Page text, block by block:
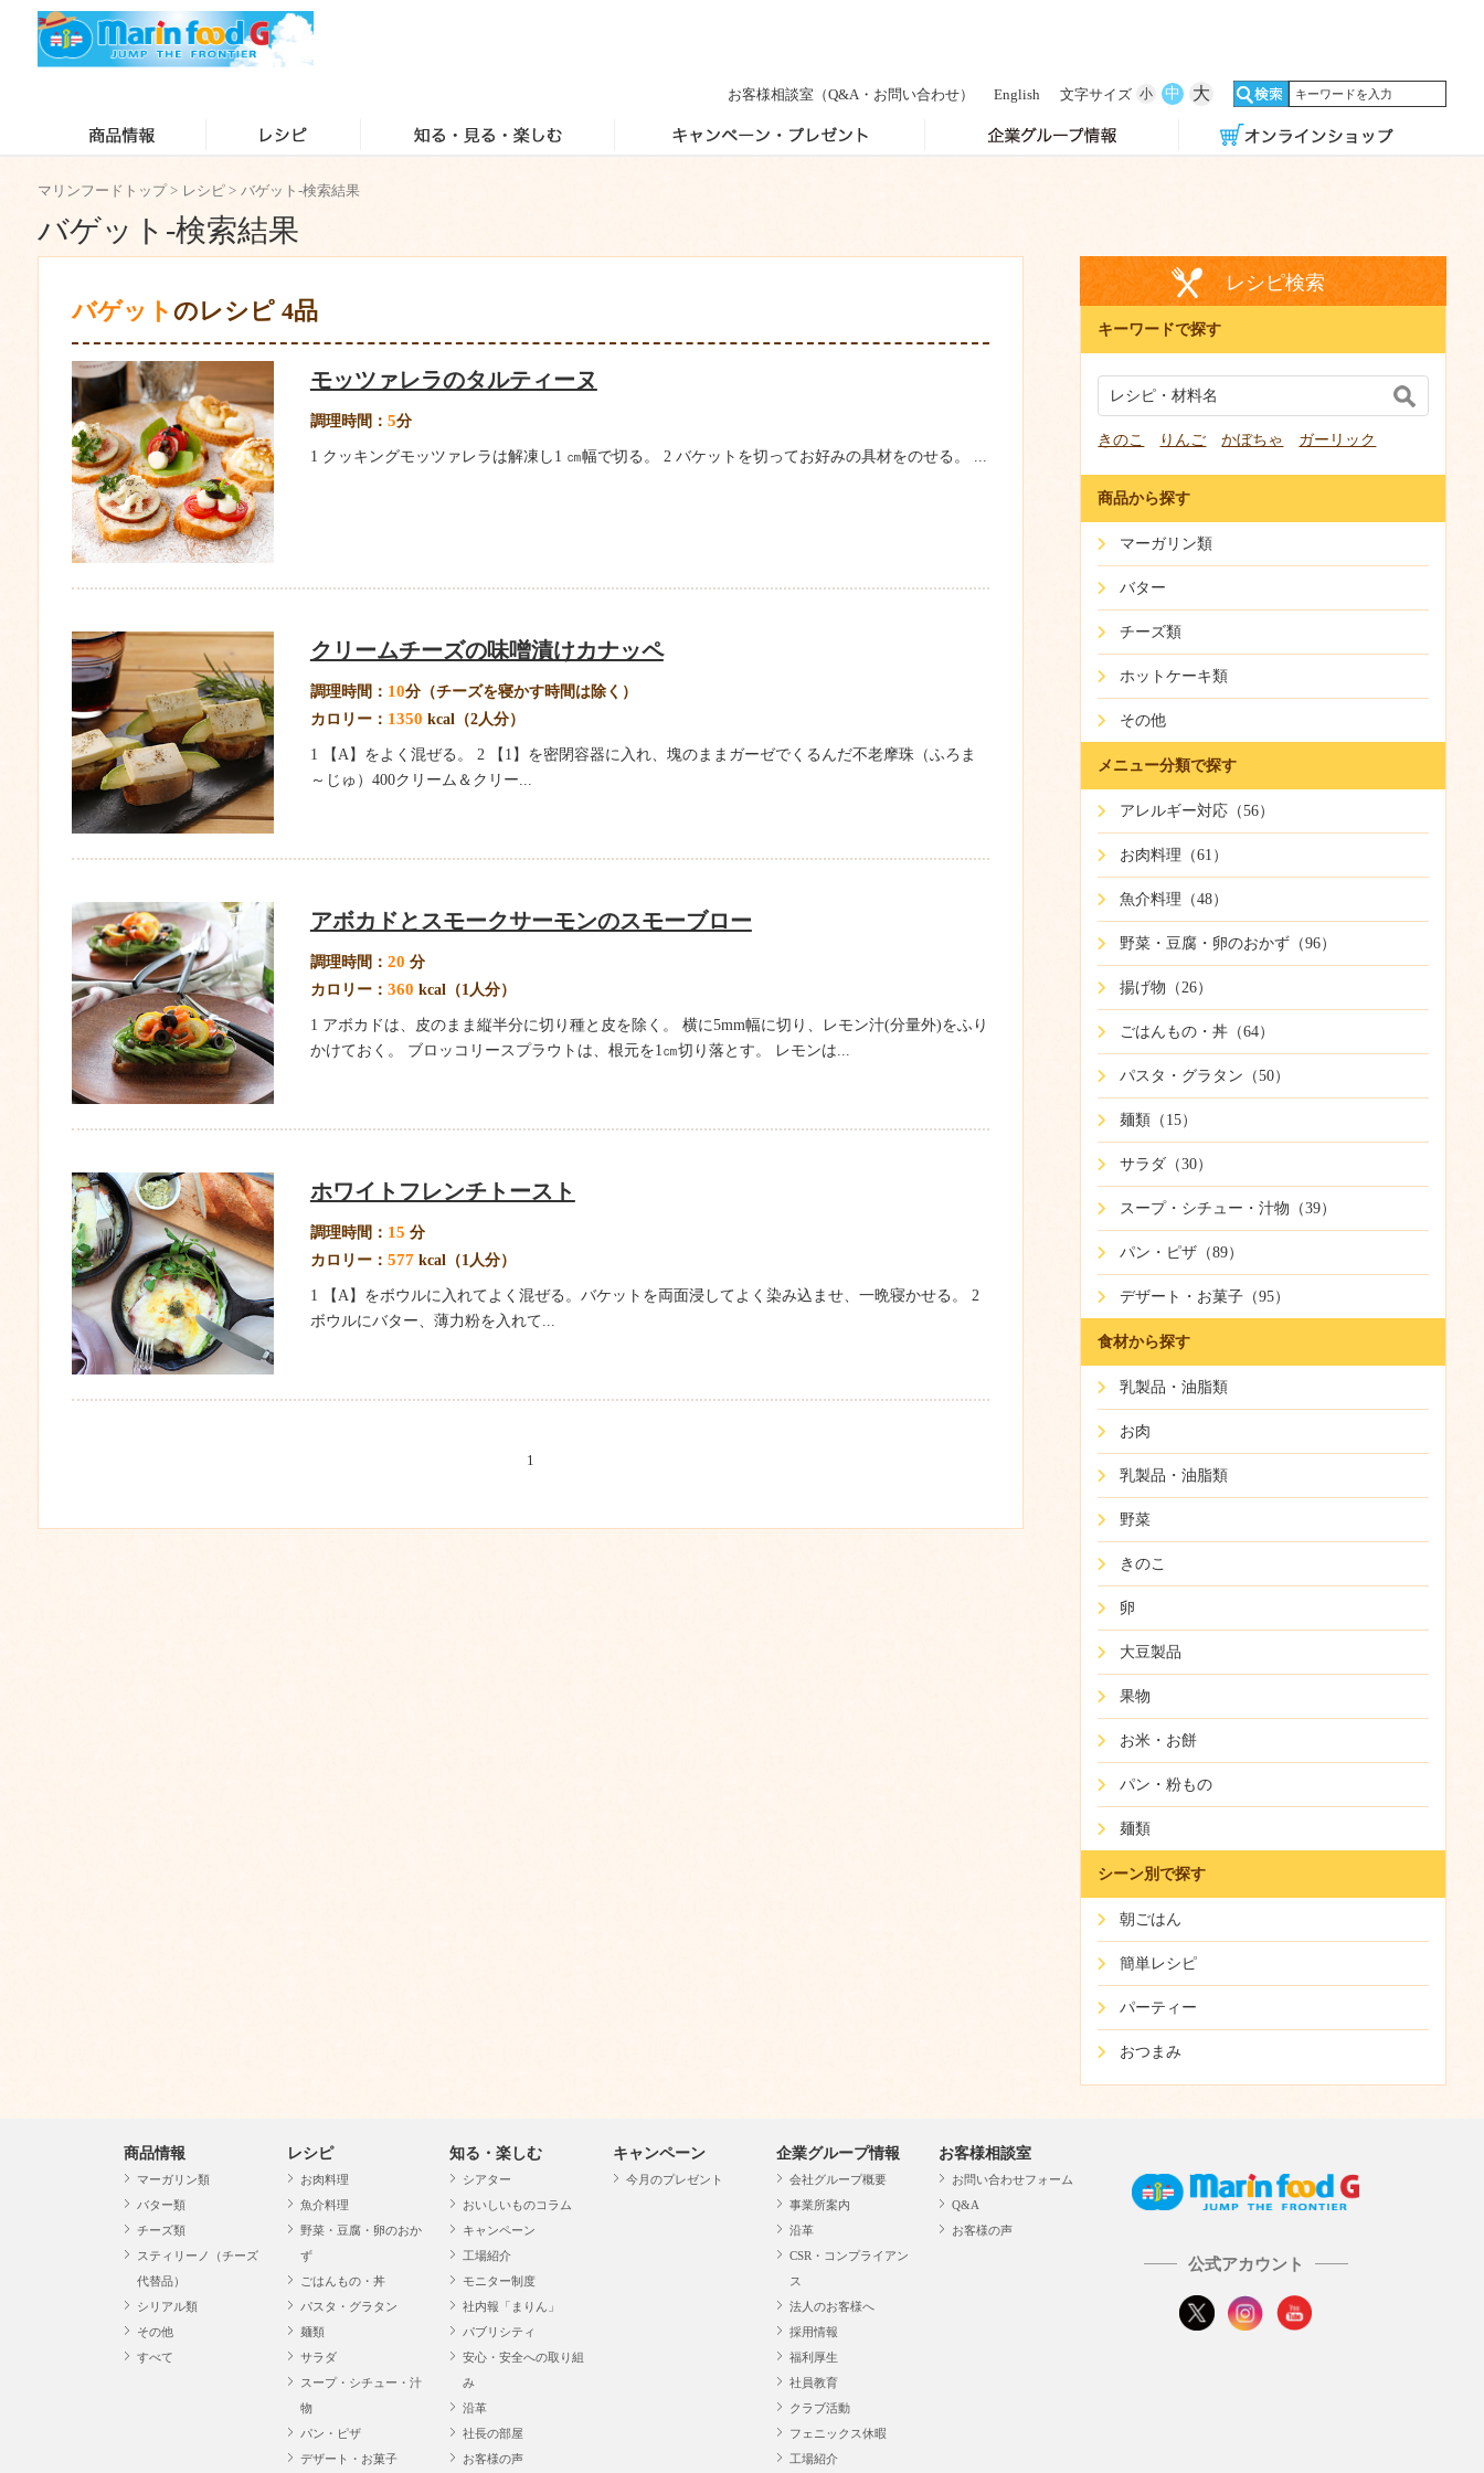
お客様相談室 （Q&A・お問い合わせ） English 文字サイズ 小 中 大
マリンフードトップ> レシピ> バゲット-検索結果
バゲット-検索結果
バゲット のレシピ 4品
モッツァレラのタルティーヌ
調理時間： 5分
1 クッキングモッツァレラは解凍し1 ㎝幅で切る。 2 バケットを切ってお好みの具材をのせる。 ...
クリームチーズの味噌漬けカナッペ
調理時間： 10分（チーズを寝かす時間は除く）
カロリー： 1350 kcal（2人分）
1 【A】をよく混ぜる。 2 【1】を密閉容器に入れ、塊のままガーゼでくるんだ不老摩珠（ふろま
～じゅ）400クリーム＆クリー...
アボカドとスモークサーモンのスモーブロー
調理時間： 20 分
カロリー： 360 kcal（1人分）
1 アボカドは、皮のまま縦半分に切り種と皮を除く。 横に5mm幅に切り、レモン汁(分量外)をふり
かけておく。 ブロッコリースプラウトは、根元を1㎝切り落とす。 レモンは...
ホワイトフレンチトースト
調理時間： 15 分
カロリー： 577kcal（1人分）
1 【A】をボウルに入れてよく混ぜる。バケットを両面浸してよく染み込ませ、一晩寝かせる。 2
ボウルにバター、薄力粉を入れて...
1
レシピ検索
キーワードで探す
きのこ りんご かぼちゃ ガーリック
商品から探す
マーガリン類
バター
チーズ類
ホットケーキ類
その他
メニュー分類で探す
アレルギー対応（56）
お肉料理（61）
魚介料理（48）
野菜・豆腐・卵のおかず（96）
揚げ物（26）
ごはんもの・丼（64）
パスタ・グラタン（50）
麺類（15）
サラダ（30）
スープ・シチュー・汁物（39）
パン・ピザ（89）
デザート・お菓子（95）
食材から探す
乳製品・油脂類
お肉
乳製品・油脂類
野菜
きのこ
卵
大豆製品
果物
お米・お餅
パン・粉もの
麺類
シーン別で探す
朝ごはん
簡単レシピ
パーティー
おつまみ
商品情報
マーガリン類
バター類
チーズ類
スティリーノ（チーズ
代替品）
シリアル類
その他
すべて
レシピ
お肉料理
魚介料理
野菜・豆腐・卵のおか
ず
ごはんもの・丼
パスタ・グラタン
麺類
サラダ
スープ・シチュー・汁
物
パン・ピザ
デザート・お菓子
知る・楽しむ
シアター
おいしいものコラム
キャンペーン
工場紹介
モニター制度
社内報「まりん」
パブリシティ
安心・安全への取り組
み
沿革
社長の部屋
お客様の声
キャンペーン
今月のプレゼント
企業グループ情報
会社グループ概要
事業所案内
沿革
CSR・コンプライアン
ス
法人のお客様へ
採用情報
福利厚生
社員教育
クラブ活動
フェニックス休暇
工場紹介
お客様相談室
お問い合わせフォーム
Q&A
お客様の声
公式アカウント